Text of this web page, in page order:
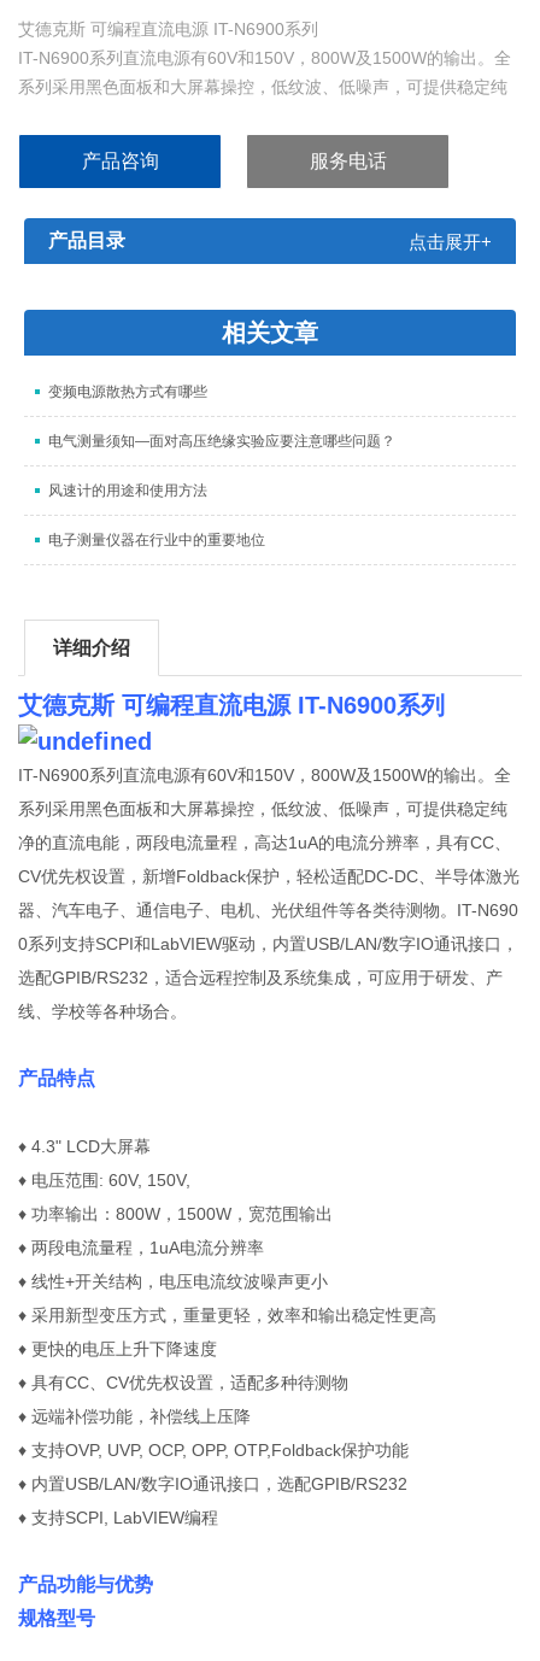
艾德克斯 可编程直流电源 IT-N6900系列
IT-N6900系列直流电源有60V和150V，800W及1500W的输出。全
系列采用黑色面板和大屏幕操控，低纹波、低噪声，可提供稳定纯
器、汽车电子、通信电子、电机、光伏组件等各类待测物。IT-
产品咨询 服务电话
产品目录 点击展开+
相关文章
变频电源散热方式有哪些
电气测量须知—面对高压绝缘实验应要注意哪些问题？
风速计的用途和使用方法
电子测量仪器在行业中的重要地位
详细介绍
艾德克斯 可编程直流电源 IT-N6900系列
IT-N6900系列直流电源有60V和150V，800W及1500W的输出。全
系列采用黑色面板和大屏幕操控，低纹波、低噪声，可提供稳定纯
净的直流电能，两段电流量程，高达1uA的电流分辨率，具有CC、
CV优先权设置，新增Foldback保护，轻松适配DC-DC、半导体激光
器、汽车电子、通信电子、电机、光伏组件等各类待测物。IT-N690
0系列支持SCPI和LabVIEW驱动，内置USB/LAN/数字IO通讯接口，
选配GPIB/RS232，适合远程控制及系统集成，可应用于研发、产
线、学校等各种场合。
产品特点
♦ 4.3" LCD大屏幕
♦ 电压范围: 60V, 150V,
♦ 功率输出：800W，1500W，宽范围输出
♦ 两段电流量程，1uA电流分辨率
♦ 线性+开关结构，电压电流纹波噪声更小
♦ 采用新型变压方式，重量更轻，效率和输出稳定性更高
♦ 更快的电压上升下降速度
♦ 具有CC、CV优先权设置，适配多种待测物
♦ 远端补偿功能，补偿线上压降
♦ 支持OVP, UVP, OCP, OPP, OTP,Foldback保护功能
♦ 内置USB/LAN/数字IO通讯接口，选配GPIB/RS232
♦ 支持SCPI, LabVIEW编程
产品功能与优势
规格型号